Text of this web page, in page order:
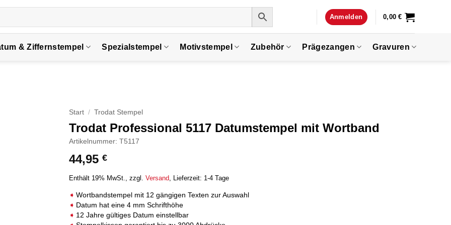
Anmelden 0,00€
& Ziffernstempel Spezialstempel Motivstempel Zubehör Prägezangen Gravuren
Start / Trodat Stempel
Trodat Professional 5117 Datumstempel mit Wortband
Artikelnummer: T5117
44,95 €
Enthält 19% MwSt. zzgl. Versand Lieferzeit: 1-4 Tage
Wortbandstempel mit 12 gängigen Texten zur Auswahl
Datum hat eine 4 mm Schrifthöhe
12 Jahre gültiges Datum einstellbar